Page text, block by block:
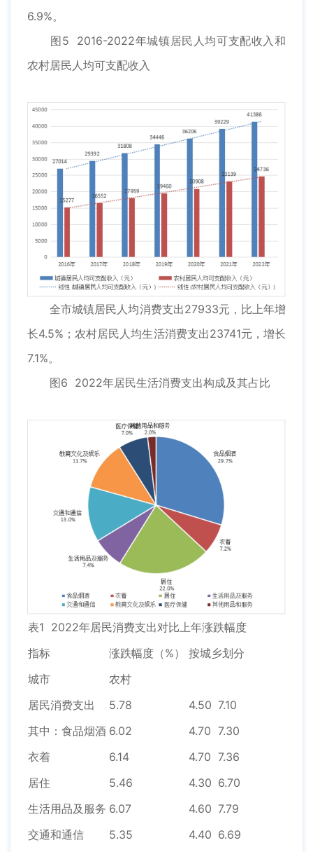
6.9%。
图5 2016-2022年城镇居民人均可支配收入和
农村居民人均可支配收入
全市城镇居民人均消费支出27933元，比上年增
长4.5%；农村居民人均生活消费支出23741元，增长
7.1%。
图6 2022年居民生活消费支出构成及其占比
表1 2022年居民消费支出对比上年涨跌幅度
指标
涨跌幅度（%）
按城乡划分
城市
农村
居民消费支出
5.78 4.50 7.10
其中：食品烟酒 6.02 4.70 7.30
衣着
6.14 4.70 7.36
居住
5.46 4.30 6.70
生活用品及服务 6.07 4.60 7.79
交通和通信
5.35 4.40 6.69